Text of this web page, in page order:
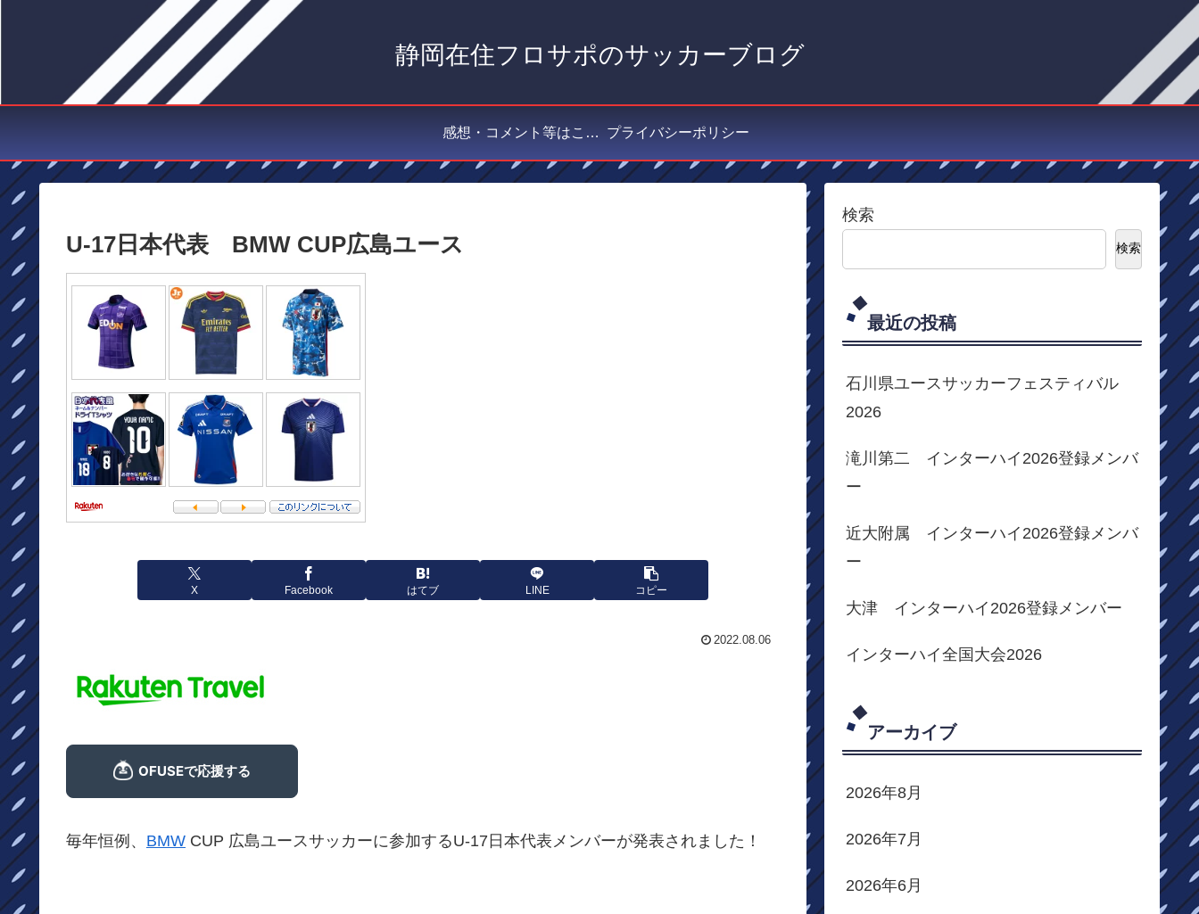
静岡在住フロサポのサッカーブログ
感想・コメント等はこちら プライバシーポリシー
U-17日本代表 BMW CUP広島ユース
X Facebook はてブ LINE コピー
2022.08.06
毎年恒例、 BMW CUP 広島ユースサッカーに参加するU-17日本代表メンバーが発表されました！
検索
検索
最近の投稿
石川県ユースサッカーフェスティバル
2026
滝川第二 インターハイ2026登録メンバ
ー
近大附属 インターハイ2026登録メンバ
ー
大津 インターハイ2026登録メンバー
インターハイ全国大会2026
アーカイブ
2026年8月
2026年7月
2026年6月